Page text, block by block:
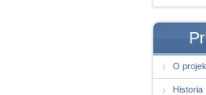
O
Historia